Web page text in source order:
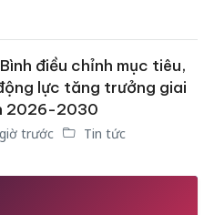
điều chỉnh mục tiêu,
lực tăng trưởng giai
2026-2030
trước Tin tức